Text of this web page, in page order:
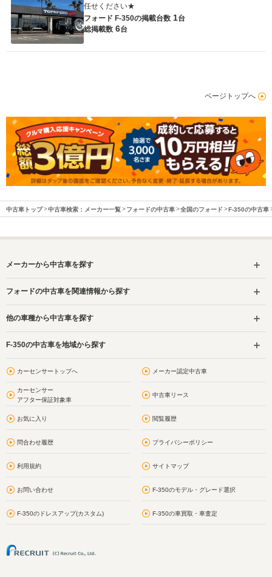
任せください★
フォード F-350の掲載台数 1台
総掲載数 6台
ページトップへ
中古車トップ 中古車検索：メーカー一覧 フォードの中古車 全国のフォード F-350の中古車
メーカーから中古車を探す
フォードの中古車を関連情報から探す
他の車種から中古車を探す
F-350の中古車を地域から探す
カーセンサートップへ メーカー認定中古車
カーセンサー
アフター保証対象車
中古車リース
お気に入り 閲覧履歴
問合わせ履歴 プライバシーポリシー
利用規約 サイトマップ
お問い合わせ F-350のモデル・グレード選択
F-350のドレスアップ(カスタム) F-350の車買取・車査定